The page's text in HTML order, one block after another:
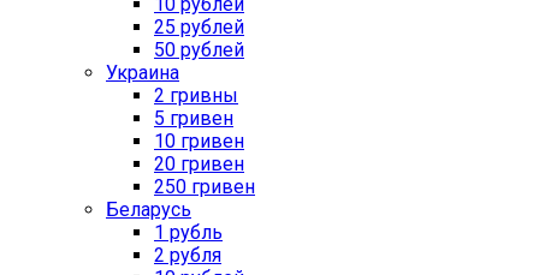
25 рублей
50 рублей
Украина
2 гривны
5 гривен
10 гривен
20 гривен
250 гривен
Беларусь
1 рубль
2 рубля